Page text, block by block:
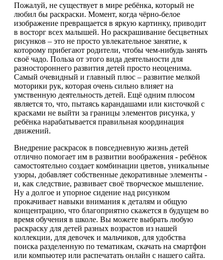
Пожалуй, не существует в мире ребёнка, который не
любил бы раскраски. Момент, когда чёрно-белое
изображение превращается в яркую картинку, приводит
в восторг всех малышей. Но раскрашивание бесцветных
рисунков – это не просто увлекательное занятие, к
которому прибегают родители, чтобы чем-нибудь занять
своё чадо. Польза от этого вида деятельности для
разностороннего развития детей просто неоценима.
Самый очевидный и главный плюс – развитие мелкой
моторики рук, которая очень сильно влияет на
умственную деятельность детей. Ещё одним плюсом
является то, что, пытаясь карандашами или кисточкой с
красками не выйти за границы элементов рисунка, у
ребёнка нарабатывается правильная координация
движений.
Внедрение раскрасок в повседневную жизнь детей
отлично помогает им в развитии воображения - ребёнок
самостоятельно создает комбинации цветов, уникальные
узоры, добавляет собственные декоративные элементы -
и, как следствие, развивает своё творческое мышление.
Ну а долгое и упорное сидение над рисунком
прокачивает навыки внимания к деталям и общую
концентрацию, что благоприятно скажется в будущем во
время обучения в школе. Вы можете выбрать любую
раскраску для детей разных возрастов из нашей
коллекции, для девочек и мальчиков, для удобства
поиска разделенную по тематикам, скачать на смартфон
или компьютер или распечатать онлайн с нашего сайта.